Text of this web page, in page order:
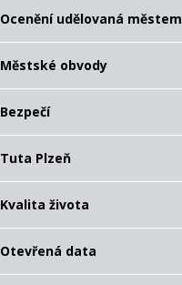
Ocenění udělovaná městem
Městské obvody
Bezpečí
Tuta Plzeň
Kvalita života
Otevřená data